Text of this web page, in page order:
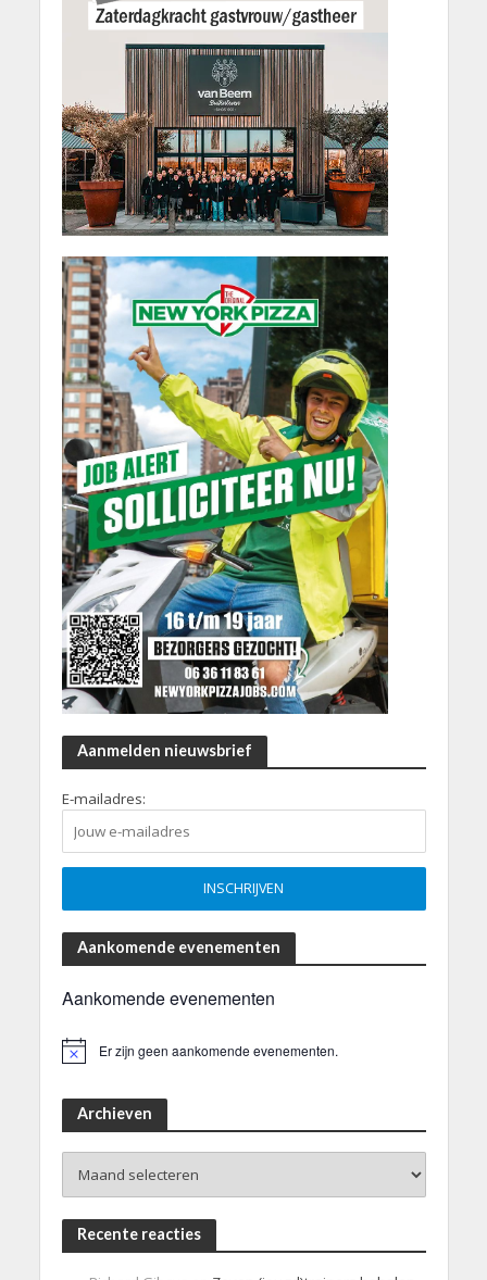
Aanmelden nieuwsbrief
E-mailadres:
Aankomende evenementen
Aankomende evenementen
Er zijn geen aankomende evenementen.
Archieven
Recente reacties